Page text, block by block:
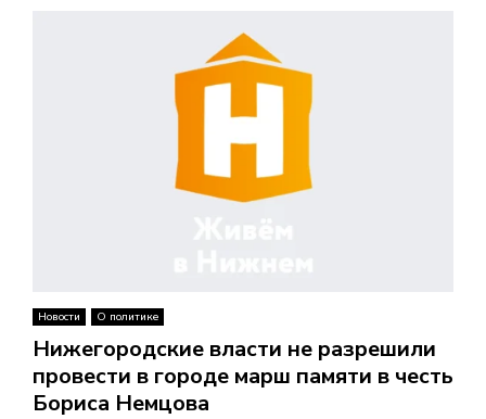
Новости О политике
Нижегородские власти не разрешили
провести в городе марш памяти в честь
Бориса Немцова